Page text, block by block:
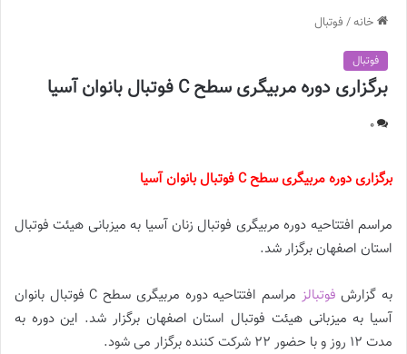
خانه/ فوتبال
فوتبال
برگزاری دوره مربیگری سطح C فوتبال بانوان آسیا
0
برگزاری دوره مربیگری سطح C فوتبال بانوان آسیا
مراسم افتتاحیه دوره مربیگری فوتبال زنان آسیا به میزبانی هیئت فوتبال
استان اصفهان برگزار شد.
به گزارش فوتبالز
مراسم افتتاحیه دوره مربیگری سطح C فوتبال بانوان
آسیا به میزبانی هیئت فوتبال استان اصفهان برگزار شد. این دوره به
مدت ۱۲ روز و با حضور ۲۲ شرکت کننده برگزار می شود.